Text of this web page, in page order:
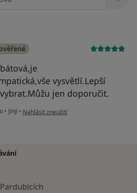
vysvětlí.Lepší
jen doporučit.
• Jiný • podle názoru uživatele Monika
Nahlásit zneužití